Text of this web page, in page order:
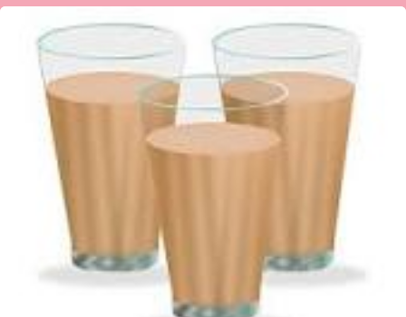
ದಿನದ
ಅಂಗವಾಗಿ
ಕುಸುಮಾ.ಜಿ.
ಅವರ
ಕವಿತೆ-
ನೀನೆಂದ್ರೆ?!